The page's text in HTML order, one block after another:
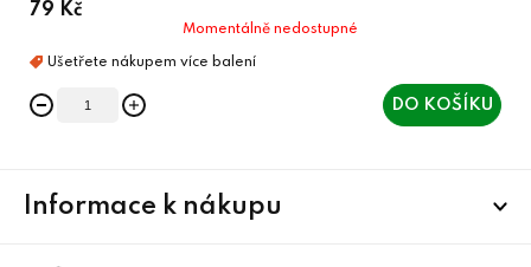
79 Kč
Momentálně nedostupné
DO KOŠÍKU
Informace k nákupu